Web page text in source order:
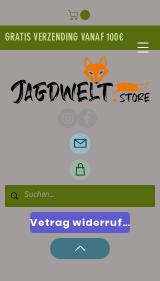
GRATIS VERZENDING VANAF 100€
Vetrag widerrufen